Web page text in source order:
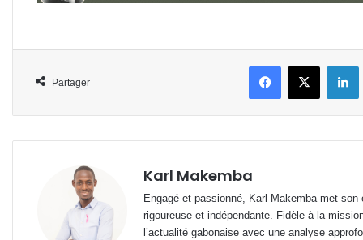
Partager
FacebookX
Karl Makemba
Engagé et passionné, Karl Makemba met
rigoureuse et indépendante. Fidèle à la
l’actualité gabonaise avec une analyse